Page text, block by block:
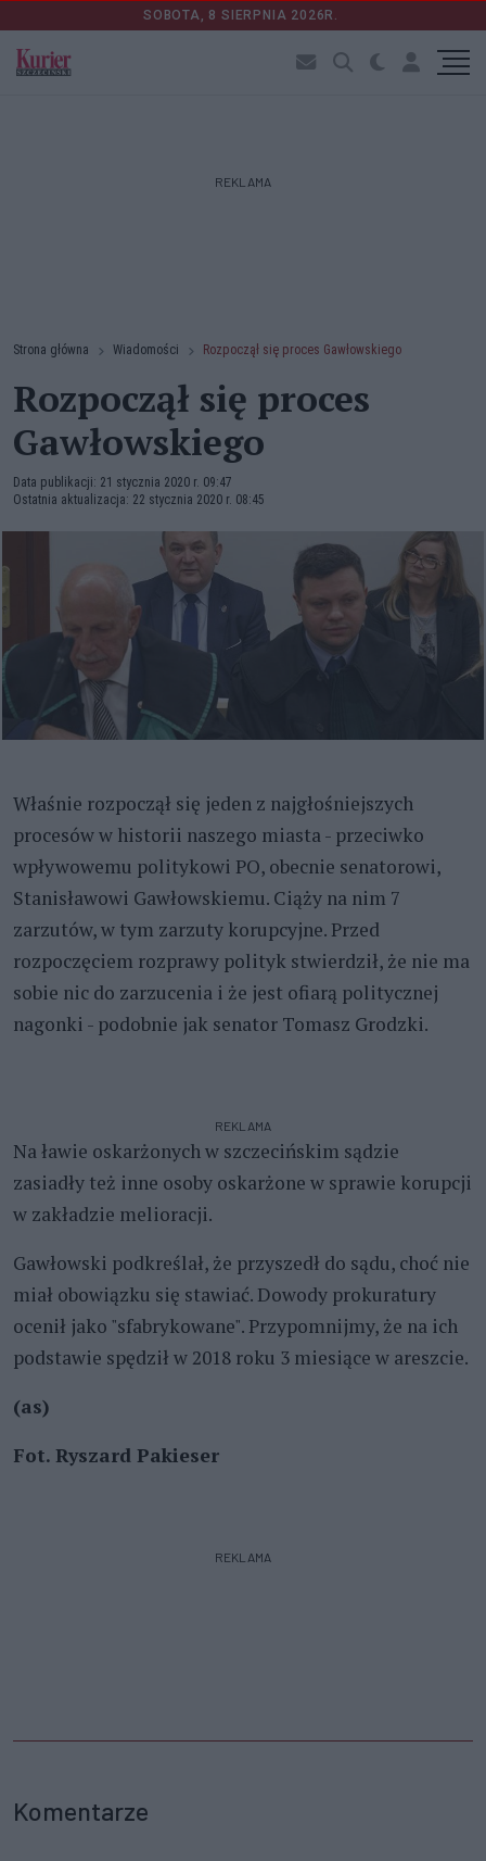
SOBOTA, 8 SIERPNIA 2026R.
REKLAMA
Strona główna Wiadomości Rozpoczął się proces Gawłowskiego
Rozpoczął się proces
Gawłowskiego
Data publikacji: 21 stycznia 2020 r. 09:47
Ostatnia aktualizacja: 22 stycznia 2020 r. 08:45
Właśnie rozpoczął się jeden z najgłośniejszych
procesów w historii naszego miasta - przeciwko
wpływowemu politykowi PO, obecnie senatorowi,
Stanisławowi Gawłowskiemu. Ciąży na nim 7
zarzutów, w tym zarzuty korupcyjne. Przed
rozpoczęciem rozprawy polityk stwierdził, że nie ma
sobie nic do zarzucenia i że jest ofiarą politycznej
nagonki - podobnie jak senator Tomasz Grodzki.
REKLAMA
Na ławie oskarżonych w szczecińskim sądzie
zasiadły też inne osoby oskarżone w sprawie korupcji
w zakładzie melioracji.
Gawłowski podkreślał, że przyszedł do sądu, choć nie
miał obowiązku się stawiać. Dowody prokuratury
ocenił jako "sfabrykowane". Przypomnijmy, że na ich
podstawie spędził w 2018 roku 3 miesiące w areszcie.
(as)
Fot. Ryszard Pakieser
REKLAMA
Komentarze